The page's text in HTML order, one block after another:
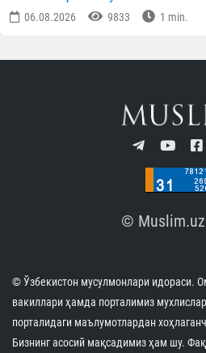
06.08.2026 9833 1 min.
©
© Ўзбекистон мусулмонлари идораси.
вакиллари ҳамда порталимиз
порталидаги маълумотлардан
Бизнинг асосий мақсадимиз ҳам шу.